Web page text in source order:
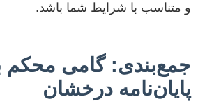
و متناسب با شرایط شما باشد.
جمع‌بندی: گامی
پایان‌نامه درخشان